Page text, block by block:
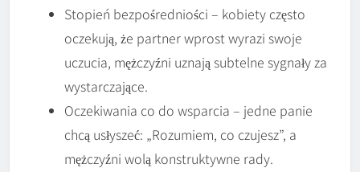
Stopień bezpośredniości – kobiety często
oczekują, że partner wprost wyrazi swoje
uczucia, mężczyźni uznają subtelne sygnały za
wystarczające.
Oczekiwania co do wsparcia – jedne panie
chcą usłyszeć: „Rozumiem, co czujesz”, a
mężczyźni wolą konstruktywne rady.